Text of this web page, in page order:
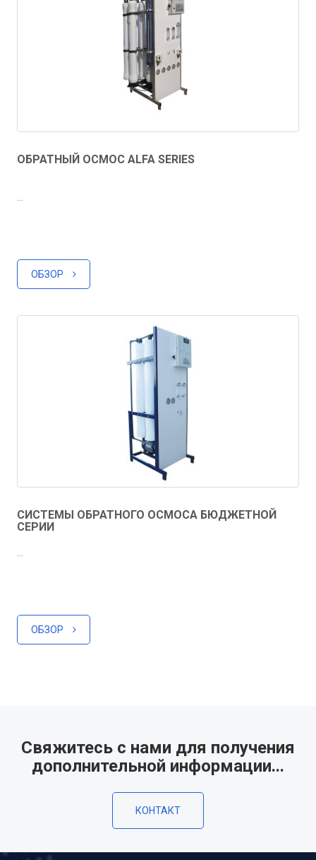
ОБРАТНЫЙ ОСМОС ALFA SERIES
...
ОБЗОР
СИСТЕМЫ ОБРАТНОГО ОСМОСА БЮДЖЕТНОЙ
СЕРИИ
...
ОБЗОР
Свяжитесь с нами для получения
дополнительной информации...
КОНТАКТ